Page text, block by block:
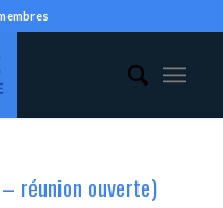
réunion ouverte)